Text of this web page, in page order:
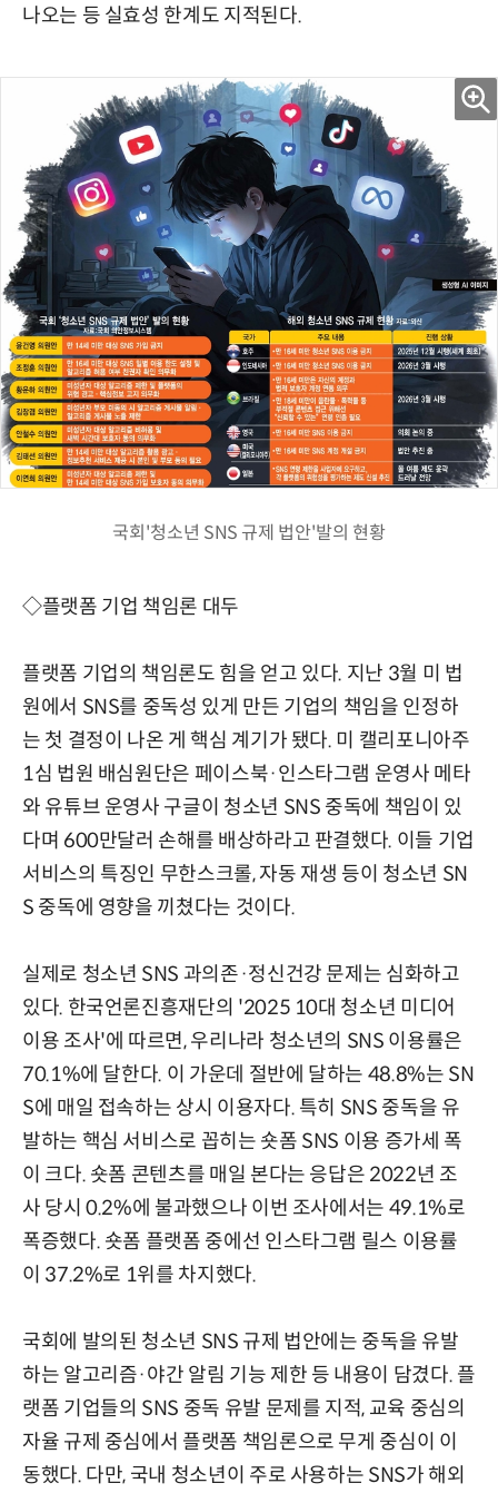
나오는 등 실효성 한계도 지적된다.
국회'청소년 SNS 규제 법안'발의 현황
◇플랫폼 기업 책임론 대두
플랫폼 기업의 책임론도 힘을 얻고 있다. 지난 3월 미 법
원에서 SNS를 중독성 있게 만든 기업의 책임을 인정하
는 첫 결정이 나온 게 핵심 계기가 됐다. 미 캘리포니아주
1심 법원 배심원단은 페이스북·인스타그램 운영사 메타
와 유튜브 운영사 구글이 청소년 SNS 중독에 책임이 있
다며 600만달러 손해를 배상하라고 판결했다. 이들 기업
서비스의 특징인 무한스크롤, 자동 재생 등이 청소년 SN
S 중독에 영향을 끼쳤다는 것이다.
실제로 청소년 SNS 과의존·정신건강 문제는 심화하고
있다. 한국언론진흥재단의 '2025 10대 청소년 미디어
이용 조사'에 따르면, 우리나라 청소년의 SNS 이용률은
70.1%에 달한다. 이 가운데 절반에 달하는 48.8%는 SN
S에 매일 접속하는 상시 이용자다. 특히 SNS 중독을 유
발하는 핵심 서비스로 꼽히는 숏폼 SNS 이용 증가세 폭
이 크다. 숏폼 콘텐츠를 매일 본다는 응답은 2022년 조
사 당시 0.2%에 불과했으나 이번 조사에서는 49.1%로
폭증했다. 숏폼 플랫폼 중에선 인스타그램 릴스 이용률
이 37.2%로 1위를 차지했다.
국회에 발의된 청소년 SNS 규제 법안에는 중독을 유발
하는 알고리즘·야간 알림 기능 제한 등 내용이 담겼다. 플
랫폼 기업들의 SNS 중독 유발 문제를 지적, 교육 중심의
자율 규제 중심에서 플랫폼 책임론으로 무게 중심이 이
동했다. 다만, 국내 청소년이 주로 사용하는 SNS가 해외